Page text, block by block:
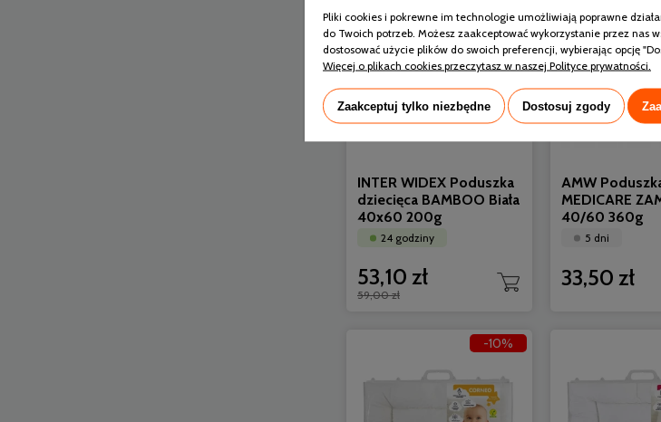
INTER WIDEX Poduszka
dziecięca BAMBOO Biała
40x60 200g
24 godziny
53,10 zł
59,00 zł
AMW
MEDICARE
40/60 360g
5 dni
33,50 zł
-10%
Pliki cookies i pokrewne im technologie umożliwiają poprawne
do Twoich potrzeb. Możesz zaakceptować wykorzystanie przez nas
dostosować użycie plików do swoich preferencji, wybierając opcję
Więcej o plikach cookies przeczytasz w naszej Polityce prywatności.
Zaakceptuj tylko niezbędne Dostosuj zgody